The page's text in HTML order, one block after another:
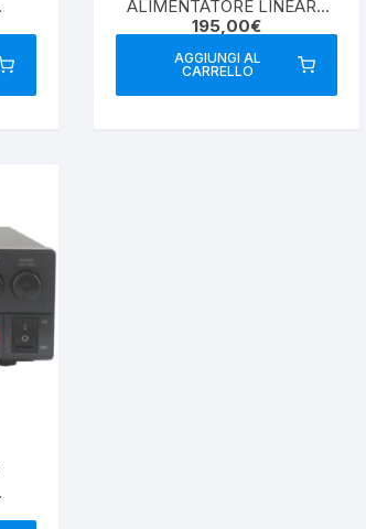
ALIMENTATORE LINEARE
REGOLABILE
195,00€
AGGIUNGI AL
CARRELLO